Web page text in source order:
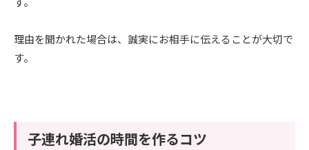
理由を聞かれた場合は、誠実にお相手に伝えることが大切で
す。
子連れ婚活の時間を作るコツ